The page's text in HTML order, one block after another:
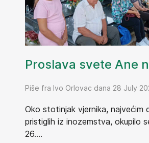
Proslava svete Ane
Piše fra Ivo Orlovac dana 28 July
Oko stotinjak vjernika, najvećim
pristiglih iz inozemstva, okupilo
26....